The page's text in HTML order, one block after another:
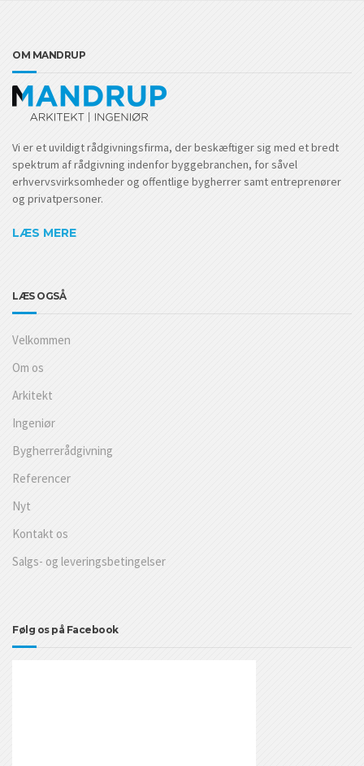
OM MANDRUP
Vi er et uvildigt rådgivningsfirma, der beskæftiger sig med et bredt
spektrum af rådgivning indenfor byggebranchen, for såvel
erhvervsvirksomheder og offentlige bygherrer samt entreprenører
og privatpersoner.
LÆS MERE
LÆS OGSÅ
Velkommen
Om os
Arkitekt
Ingeniør
Bygherrerådgivning
Referencer
Nyt
Kontakt os
Salgs- og leveringsbetingelser
Følg os på Facebook